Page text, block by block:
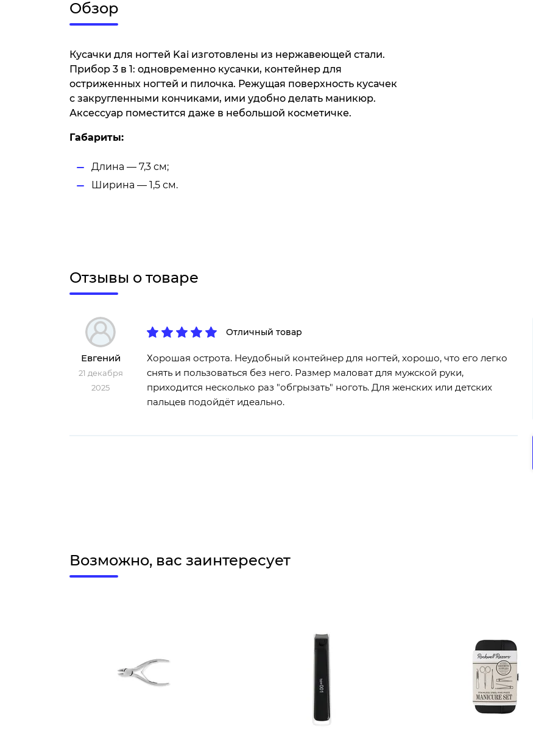
Обзор
Кусачки для ногтей Kai изготовлены из нержавеющей стали.
Прибор 3 в 1: одновременно кусачки, контейнер для
остриженных ногтей и пилочка. Режущая поверхность кусачек
с закругленными кончиками, ими удобно делать маникюр.
Аксессуар поместится даже в небольшой косметичке.
Габариты:
Длина — 7,3 см;
Ширина — 1,5 см.
Отзывы о товаре
Евгений
21 декабря
2025
Отличный товар
Хорошая острота. Неудобный контейнер для ногтей, хорошо, что его легко
снять и пользоваться без него. Размер маловат для мужской руки,
приходится несколько раз "обгрызать" ноготь. Для женских или детских
пальцев подойдёт идеально.
Возможно, вас заинтересует